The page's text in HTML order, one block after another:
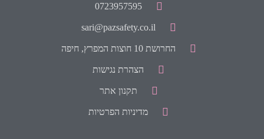
0723957595
sari@pazsafety.co.il
החרושת 10 חוצות המפרץ, חיפה
הצהרת נגישות
תקנון אתר
מדיניות הפרטיות